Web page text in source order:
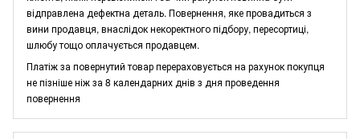
відправлена дефектна деталь. Повернення, яке провадиться з
вини продавця, внаслідок некоректного підбору, пересортиці,
шлюбу тощо оплачується продавцем.
Платіж за повернутий товар перераховується на рахунок покупця
не пізніше ніж за 8 календарних днів з дня проведення
повернення